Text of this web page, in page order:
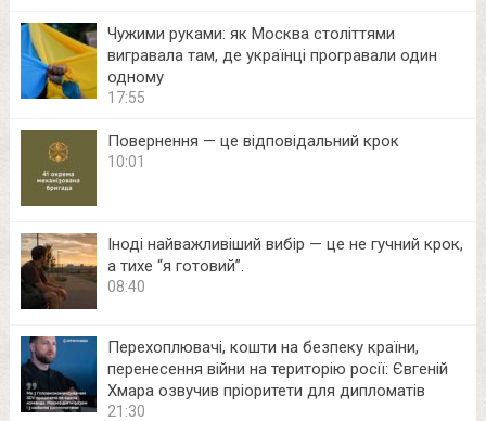
Чужими руками: як Москва століттями
вигравала там, де українці програвали один
одному
17:55
Повернення — це відповідальний крок
10:01
Іноді найважливіший вибір — це не гучний крок,
а тихе “я готовий”.
08:40
Перехоплювачі, кошти на безпеку країни,
перенесення війни на територію росії: Євгеній
Хмара озвучив пріоритети для дипломатів
21:30